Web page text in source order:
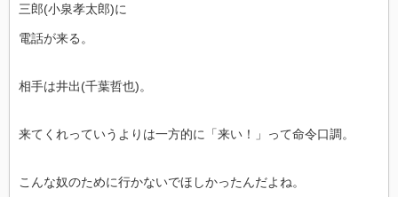
三郎(小泉孝太郎)に
電話が来る。
相手は井出(千葉哲也)。
来てくれっていうよりは一方的に「来い！」って命令口調。
こんな奴のために行かないでほしかったんだよね。